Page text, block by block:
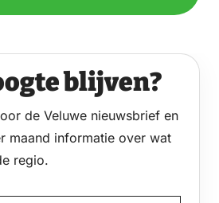
blijven?
de Veluwe nieuwsbrief en
maand informatie over wat
regio.